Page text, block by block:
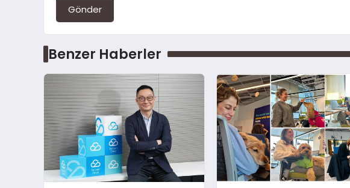
Gönder
Benzer Haberler